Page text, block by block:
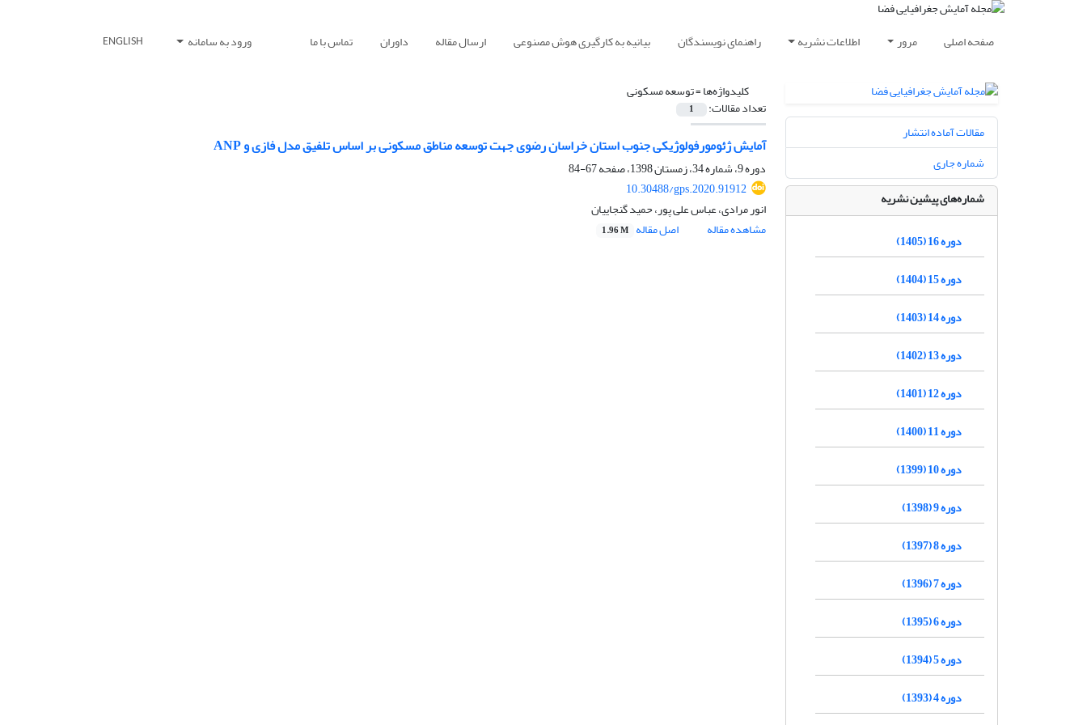
صفحه اصلی مرور اطلاعات نشریه راهنمای نویسندگان بیانیه به کارگیری هوش مصنوعی ارسال مقاله داوران تماس با ما ورود به سامانه ENGLISH
کلیدواژه‌ها =توسعه مسکونی
تعداد مقالات: 1
آمایش ژئومورفولوژیکی جنوب استان خراسان رضوی جهت توسعه مناطق مسکونی بر اساس تلفیق مدل فازی و ANP
دوره 9، شماره 34، زمستان 1398، صفحه
67-84
10.30488/gps.2020.91912
انور مرادی، عباس علی پور، حمید گنجاییان
مشاهده مقاله
اصل مقاله 1.96 M
مقالات آماده انتشار
شماره جاری
شماره‌های پیشین نشریه
دوره 16 (1405)
دوره 15 (1404)
دوره 14 (1403)
دوره 13 (1402)
دوره 12 (1401)
دوره 11 (1400)
دوره 10 (1399)
دوره 9 (1398)
دوره 8 (1397)
دوره 7 (1396)
دوره 6 (1395)
دوره 5 (1394)
دوره 4 (1393)